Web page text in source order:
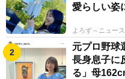
愛らしい姿
よろず～ニュー
元プロ野
長身息子に
る」母